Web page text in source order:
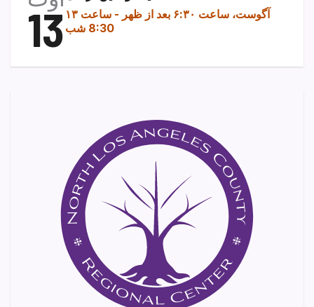
13 ۱۳ آگوست، ساعت ۶:۳۰ بعد از ظهر - ساعت
8:30 شب